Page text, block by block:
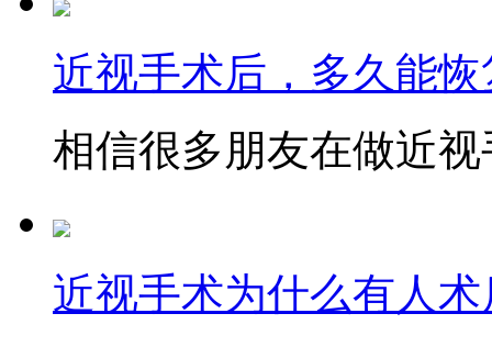
近视手术后，多久能
相信很多朋友在做近
近视手术为什么有人